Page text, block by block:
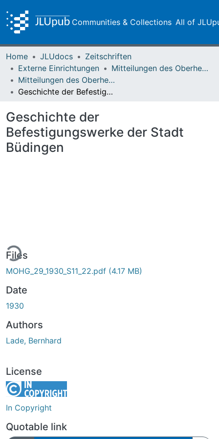
Communities & Collections All of
Home JLUdocs
Zeitschriften
Externe Einrichtungen
Mitteilungen des Oberhessischen Geschichtsvereins Gießen
Mitteilungen des Oberhessischen Geschichtsvereins Gießen Vol. 029 (1930)
Geschichte der Befestigungswerke der Stadt Büdingen
Geschichte der
Befestigungswerke der Stadt
Büdingen
Files
MOHG_29_1930_S11_22.pdf (4.17 MB)
Date
1930
Authors
Lade, Bernhard
License
In Copyright
Quotable link